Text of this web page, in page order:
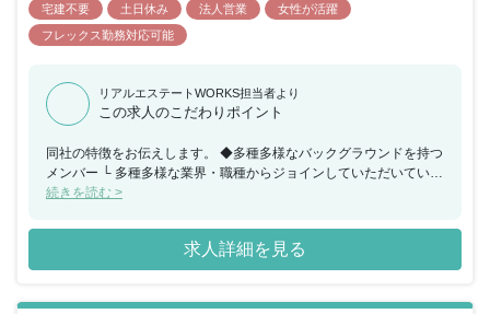
宅建不要 土日休み 法人営業
女性が活躍
フレックス勤務対応可能
リアルエステートWORKS担当者より
この求人のこだわりポイント
同社の特徴をお伝えします。 ◆多種多様なバックグラウンドを持つ
メンバー └ 多種多様な業界・職種からジョインしていただいていま
す。 └ 男女比は約半数ずつで構成されています。 └ 20代後半・30
子育て世代です。 └ 現在は山派が多い印象ですが、海派の活動も積
極的です。 └ 登山・サーフィン・スキー・キャンプなど アウトド
アレジャーを楽しんでいます。 ◆SANUの働き方 └ マンスリーフレ
務・リモート勤務を併用しています。 （週2-3日オフィス勤務が平
続きを読む >
求人詳細を見る